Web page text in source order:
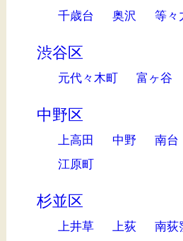
千歳台 奥沢 等々
渋谷区
元代々木町 富ヶ谷
中野区
上高田 中野 南台
江原町
杉並区
上井草 上荻 南荻